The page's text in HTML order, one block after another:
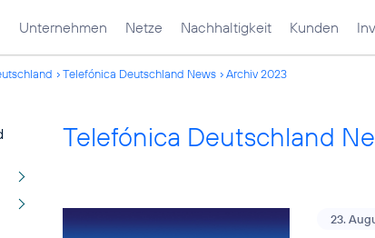
Unternehmen Netze Nachhaltigkeit Kunden
Telefónica Deutschland News Archiv 2023
Telefónica Deutschland
23.